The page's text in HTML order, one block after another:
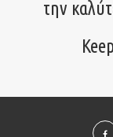
την